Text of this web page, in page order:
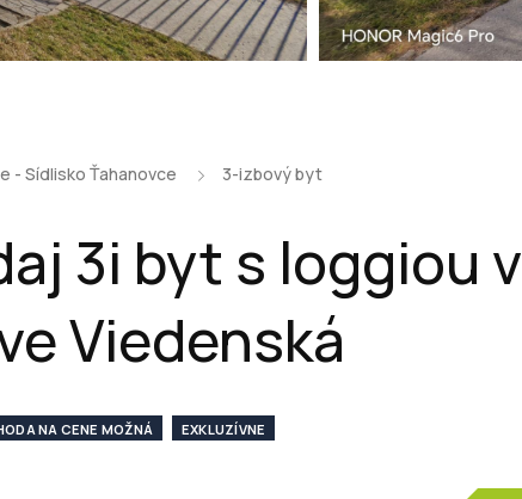
- Sídlisko Ťahanovce 3-izbový byt
3i byt s loggiou v
Viedenská
NA CENE MOŽNÁ EXKLUZÍVNE